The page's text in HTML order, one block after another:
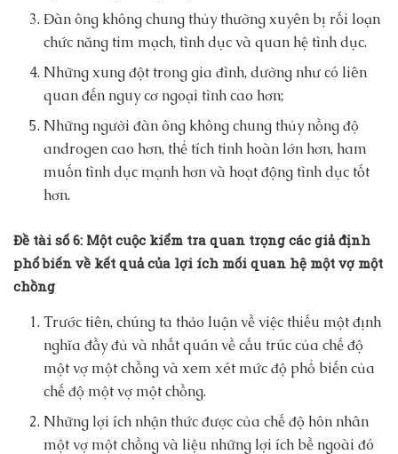
Đàn ông không chung thủy thường xuyên bị rối loạn
chức năng tim mạch, tình dục và quan hệ tình dục.
Những xung đột trong gia đình, dường như có liên
quan đến nguy cơ ngoại tình cao hơn;
Những người đàn ông không chung thủy nồng độ
androgen cao hơn, thể tích tinh hoàn lớn hơn, ham
muốn tình dục mạnh hơn và hoạt động tình dục tốt
hơn.
Đề tài số 6: Một cuộc kiểm tra quan trọng các giả định
phổ biến về kết quả của lợi ích mối quan hệ một vợ một
chồng
Trước tiên, chúng ta thảo luận về việc thiếu một định
nghĩa đầy đủ và nhất quán về cấu trúc của chế độ
một vợ một chồng và xem xét mức độ phổ biến của
chế độ một vợ một chồng.
Những lợi ích nhận thức được của chế độ hôn nhân
một vợ một chồng và liệu những lợi ích bề ngoài đó